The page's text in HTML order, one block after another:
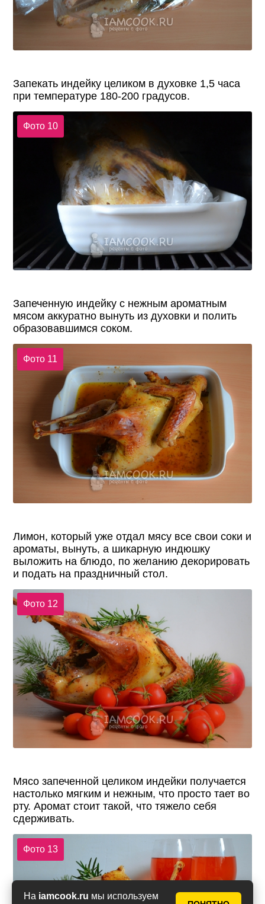
На iamcook.ru мы используем
Запекать индейку целиком в духовке 1,5 часа
при температуре 180-200 градусов.
Фото 10
Запеченную индейку с нежным ароматным
мясом аккуратно вынуть из духовки и полить
образовавшимся соком.
Фото 11
Лимон, который уже отдал мясу все свои соки и
ароматы, вынуть, а шикарную индюшку
выложить на блюдо, по желанию декорировать
и подать на праздничный стол.
Фото 12
Мясо запеченной целиком индейки получается
настолько мягким и нежным, что просто тает во
рту. Аромат стоит такой, что тяжело себя
сдерживать.
Фото 13